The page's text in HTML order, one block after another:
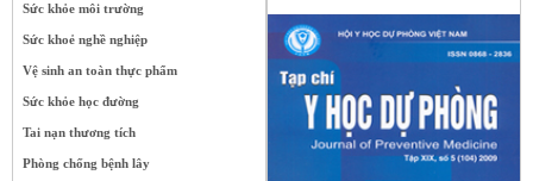
Sức khỏe môi trường
Sức khoẻ nghề nghiệp
Vệ sinh an toàn thực phẩm
Sức khỏe học đường
Tai nạn thương tích
Phòng chống bệnh lây